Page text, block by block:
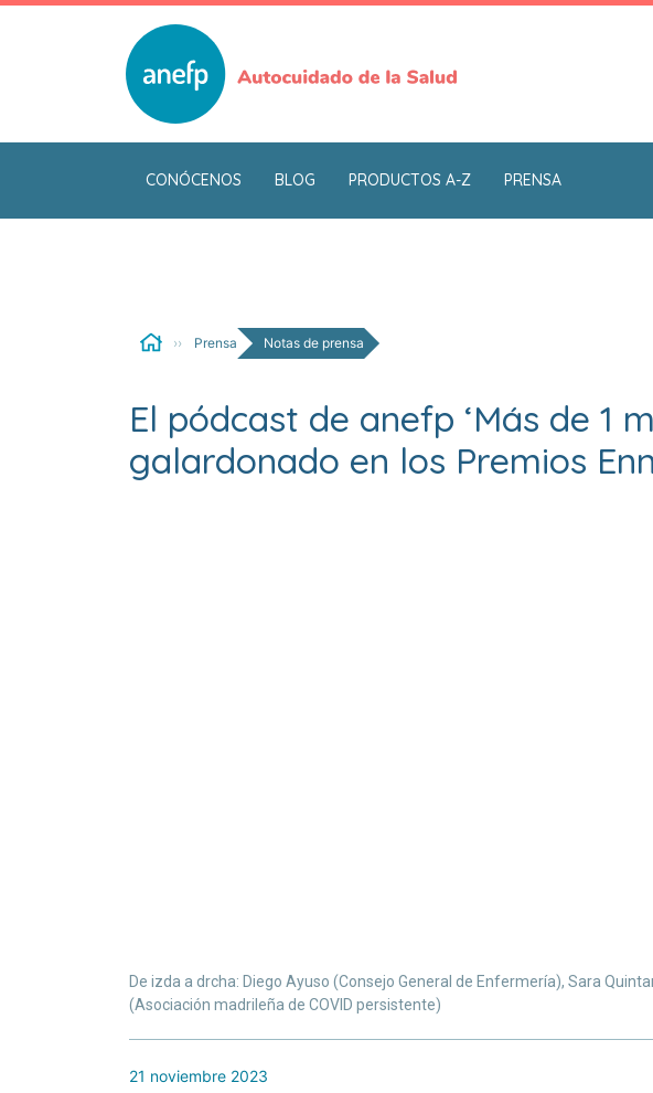
CONÓCENOS BLOG PRODUCTOS A-Z PRENSA
Prensa Notas de prensa
El pódcast de anefp ‘Más de 1
galardonado en los Premios
De izda a drcha: Diego Ayuso (Consejo General de Enfermería), Sara
(Asociación madrileña de COVID persistente)
21 noviembre 2023